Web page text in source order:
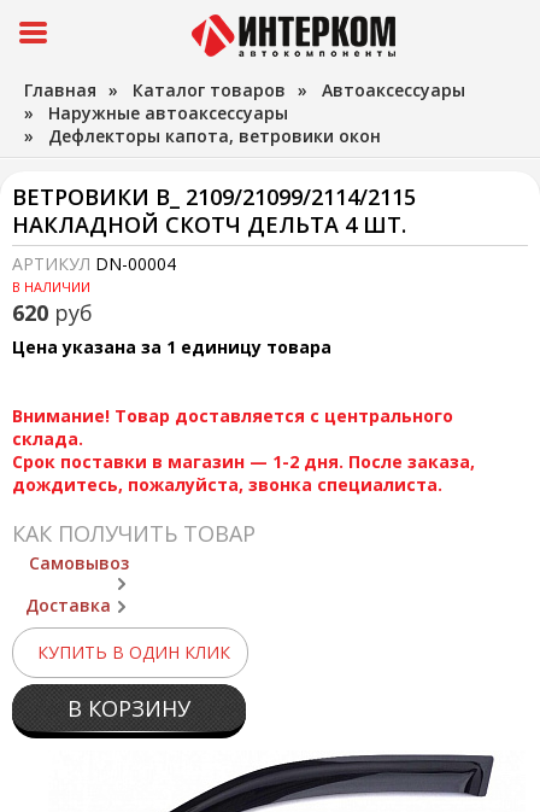
Главная » Каталог товаров » Автоаксессуары
» Наружные автоаксессуары
» Дефлекторы капота, ветровики окон
ВЕТРОВИКИ В_ 2109/21099/2114/2115
НАКЛАДНОЙ СКОТЧ ДЕЛЬТА 4 ШТ.
АРТИКУЛ DN-00004
В НАЛИЧИИ
620 руб
Цена указана за 1 единицу товара
Внимание! Товар доставляется с центрального
склада.
Срок поставки в магазин — 1-2 дня. После заказа,
дождитесь, пожалуйста, звонка специалиста.
КАК ПОЛУЧИТЬ ТОВАР
Самовывоз
Доставка
КУПИТЬ В ОДИН КЛИК
В КОРЗИНУ